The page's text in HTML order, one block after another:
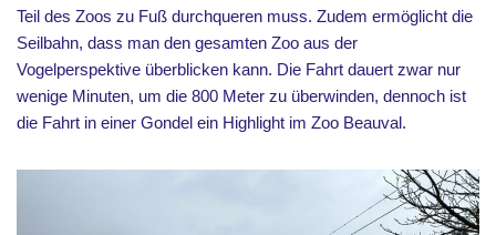
Teil des Zoos zu Fuß durchqueren muss. Zudem ermöglicht die
Seilbahn, dass man den gesamten Zoo aus der
Vogelperspektive überblicken kann. Die Fahrt dauert zwar nur
wenige Minuten, um die 800 Meter zu überwinden, dennoch ist
die Fahrt in einer Gondel ein Highlight im Zoo Beauval.